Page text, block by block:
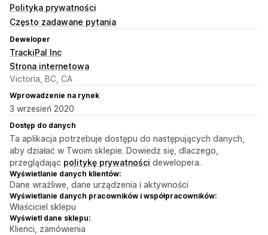
Polityka prywatności
Często zadawane pytania
Deweloper
TrackiPal Inc
Strona internetowa
Victoria, BC, CA
Wprowadzenie na rynek
3 wrzesień 2020
Dostęp do danych
Ta aplikacja potrzebuje dostępu do następujących danych,
aby działać w Twoim sklepie. Dowiedz się, dlaczego,
przeglądając politykę prywatności dewelopera.
Wyświetlanie danych klientów:
Dane wrażliwe, dane urządzenia i aktywności
Wyświetlanie danych pracowników i współpracowników:
Właściciel sklepu
Wyświetl dane sklepu:
Klienci, zamówienia